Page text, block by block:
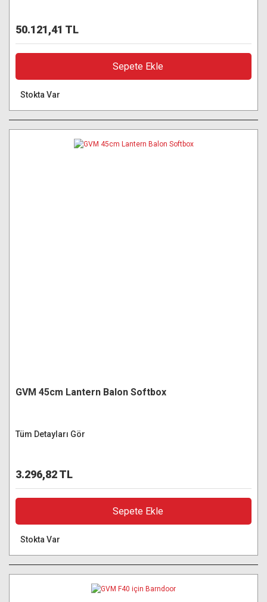
50.121,41 TL
Sepete Ekle
Stokta Var
GVM 45cm Lantern Balon Softbox
Tüm Detayları Gör
3.296,82 TL
Sepete Ekle
Stokta Var